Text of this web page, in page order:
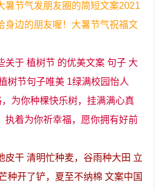
暑节气发朋友圈的简短文案2021
身边的朋友喔！大暑节气祝福文
关于 植树节 的优美文案 句子 大
树节句子唯美 1绿满校园怡人
为你种棵快乐树，挂满满心真
执着为你祈幸福，愿你拥有好前
皮干 清明忙种麦，谷雨种大田 立
种开了铲，夏至不纳棉 文案中国